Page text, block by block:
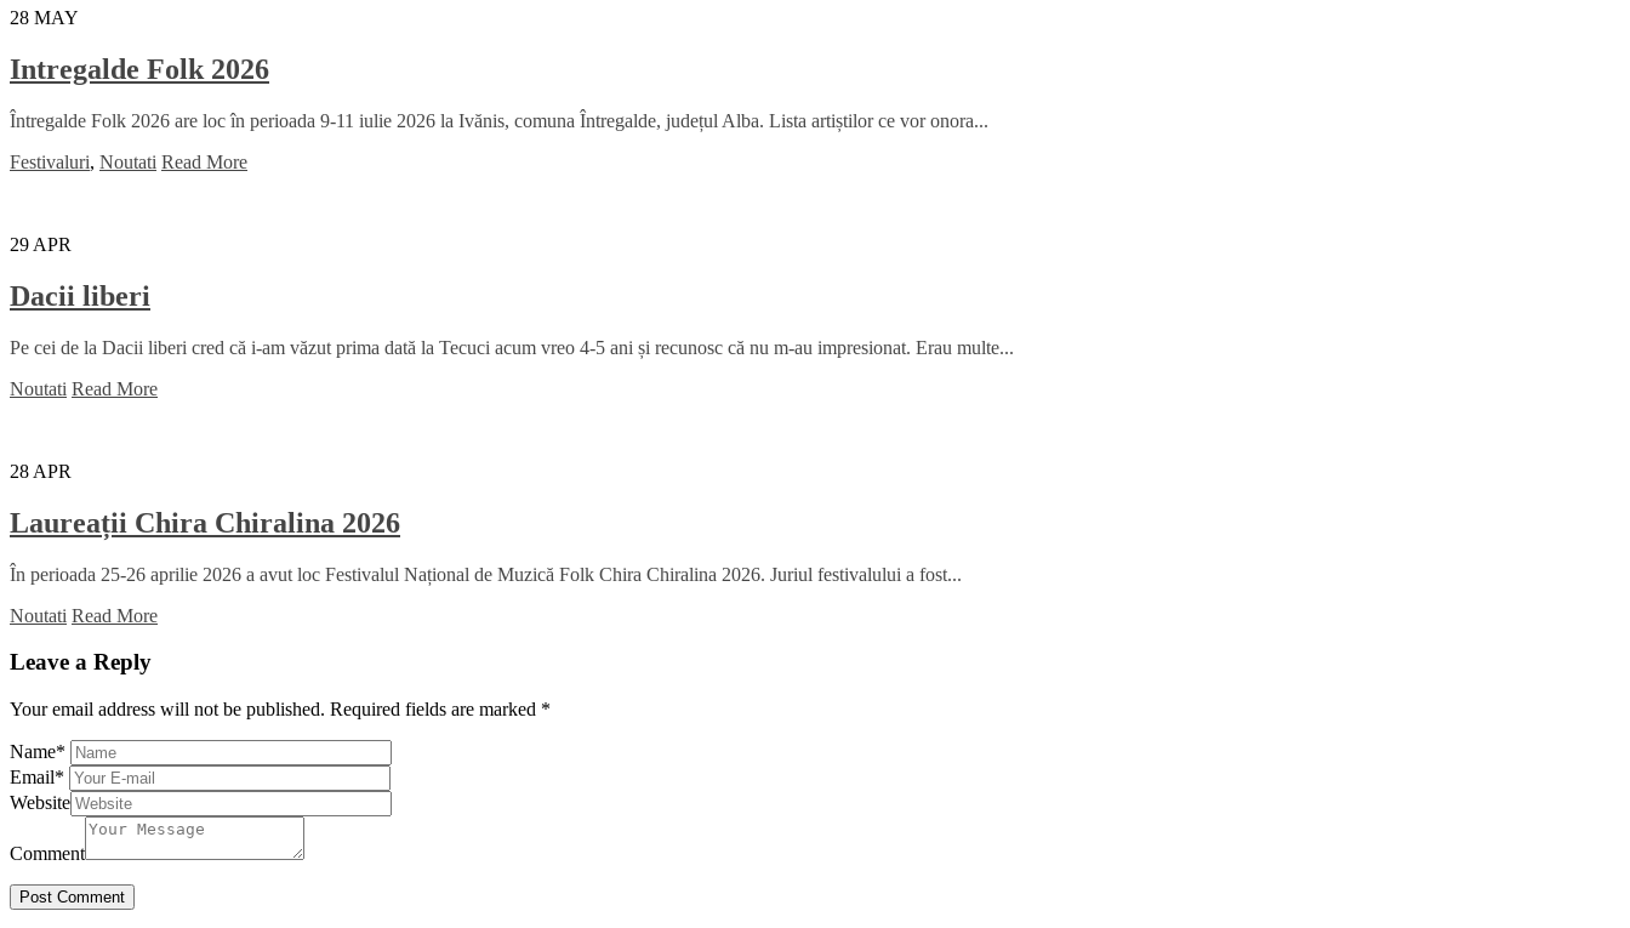
28 MAY
Intregalde Folk 2026
Întregalde Folk 2026 are loc în perioada 9-11 iulie 2026 la Ivănis, comuna Întregalde, județul Alba. Lista artiștilor ce vor onora...
Festivaluri, Noutati Read More
29 APR
Dacii liberi
Pe cei de la Dacii liberi cred că i-am văzut prima dată la Tecuci acum vreo 4-5 ani și recunosc că nu m-au impresionat. Erau multe...
Noutati Read More
28 APR
Laureații Chira Chiralina 2026
În perioada 25-26 aprilie 2026 a avut loc Festivalul Național de Muzică Folk Chira Chiralina 2026. Juriul festivalului a fost...
Noutati Read More
Leave a Reply
Your email address will not be published. Required fields are marked *
Name*
Email*
Website
Comment